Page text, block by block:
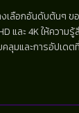
เลือกอันดับต้นๆ ข
ละ 4K ให้ความ
มและการอัปเดต